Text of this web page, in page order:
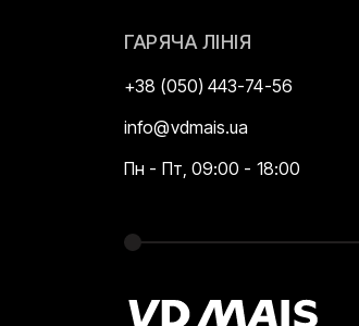
ГАРЯЧА ЛІНІЯ
+38 (050) 443-74-56
info@vdmais.ua
Пн - Пт, 09:00 - 18:00